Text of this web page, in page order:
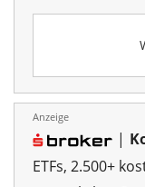
Anzeige
|
ETFs, 2.500+